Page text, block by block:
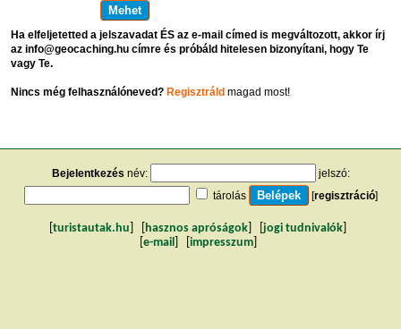
Ha elfeljetetted a jelszavadat ÉS az e-mail címed is megváltozott, akkor írj
az info@geocaching.hu címre és próbáld hitelesen bizonyítani, hogy Te
vagy Te.
Nincs még felhasználóneved? Regisztráldmagad most!
Bejelentkezés név:
jelszó:
tárolás
[regisztráció]
turistautak.hu hasznos apróságok jogi tudnivalók
e-mail impresszum]